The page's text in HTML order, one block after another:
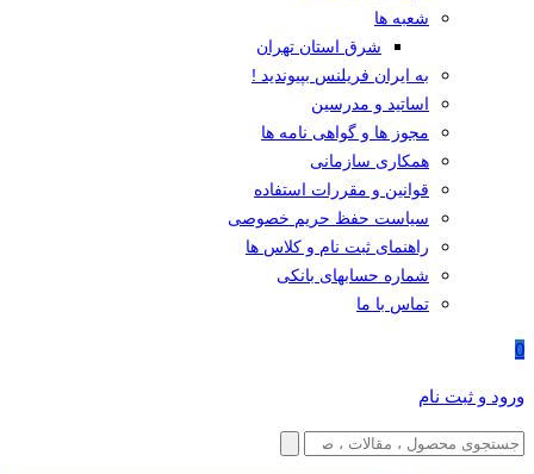
شعبه ها
شرق استان تهران
به ایران فریلنس بپیوندید !
اساتید و مدرسین
مجوز ها و گواهی نامه ها
همکاری سازمانی
قوانین و مقررات استفاده
سیاست حفظ حریم خصوصی
راهنمای ثبت نام و کلاس ها
شماره حسابهای بانکی
تماس با ما
0
ورود و ثبت نام